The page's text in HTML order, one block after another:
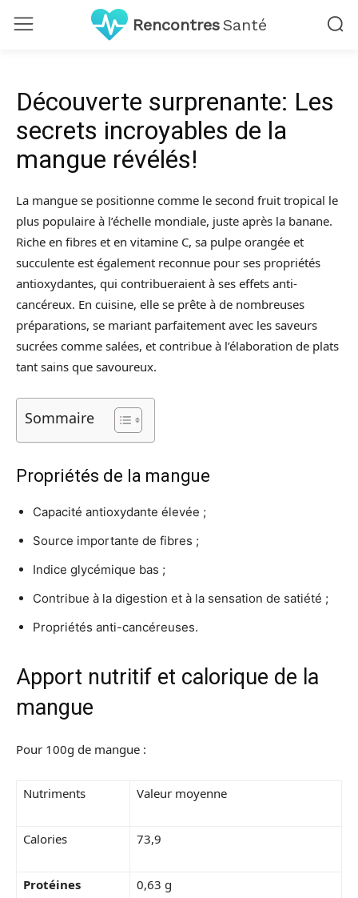
RencontresSanté
Découverte surprenante: Les
secrets incroyables de la
mangue révélés!
La mangue se positionne comme le second fruit tropical le
plus populaire à l’échelle mondiale, juste après la banane.
Riche en fibres et en vitamine C, sa pulpe orangée et
succulente est également reconnue pour ses propriétés
antioxydantes, qui contribueraient à ses effets anti-
cancéreux. En cuisine, elle se prête à de nombreuses
préparations, se mariant parfaitement avec les saveurs
sucrées comme salées, et contribue à l’élaboration de plats
tant sains que savoureux.
Sommaire
Propriétés de la mangue
Capacité antioxydante élevée ;
Source importante de fibres ;
Indice glycémique bas ;
Contribue à la digestion et à la sensation de satiété ;
Propriétés anti-cancéreuses.
Apport nutritif et calorique de la
mangue
Pour 100g de mangue :
Nutriments Valeur moyenne
Calories 73,9
Protéines 0,63 g